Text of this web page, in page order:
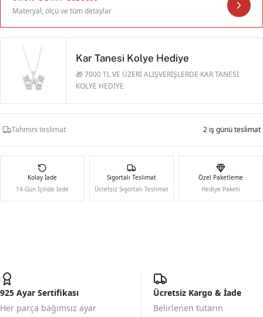
Materyal, ölçü ve tüm detaylar
Kar Tanesi Kolye Hediye
🎁 7000 TL VE ÜZERİ ALIŞVERİŞLERDE KAR TANESİ
KOLYE HEDİYE
Tahmini teslimat 2 iş günü teslimat
Kolay İade
14 Gün İçinde İade
Sigortalı Teslimat
Ücretsiz Sigortalı Teslimat
Özel Paketleme
Hediye Paketi
925 Ayar Sertifikası
Her parça bağımsız ayar
Ücretsiz Kargo & İade
Belirlenen tutarın